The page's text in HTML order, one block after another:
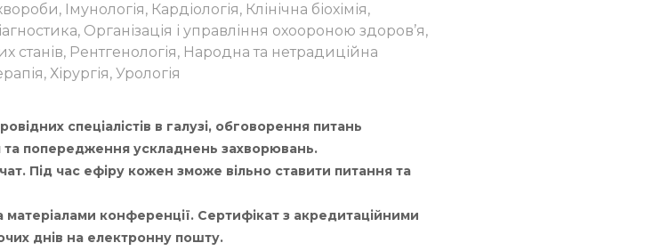
Імунологія, Кардіологія, Клінічна біохімія,
Організація і управління охоороною здоров’я,
Рентгенологія, Народна та нетрадиційна
Хірургія, Урологія
спеціалістів в галузі, обговорення питань
та попередження ускладнень захворювань.
Під час ефіру кожен зможе вільно ставити питання та
конференції. Сертифікат з акредитаційними
днів на електронну пошту.